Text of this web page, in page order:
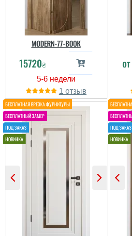
MODERN-77-BOOK
15720₴
1
от